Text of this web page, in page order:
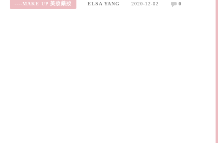
----MAKE UP 美妝藥妝 ELSA YANG 2020-12-02 0